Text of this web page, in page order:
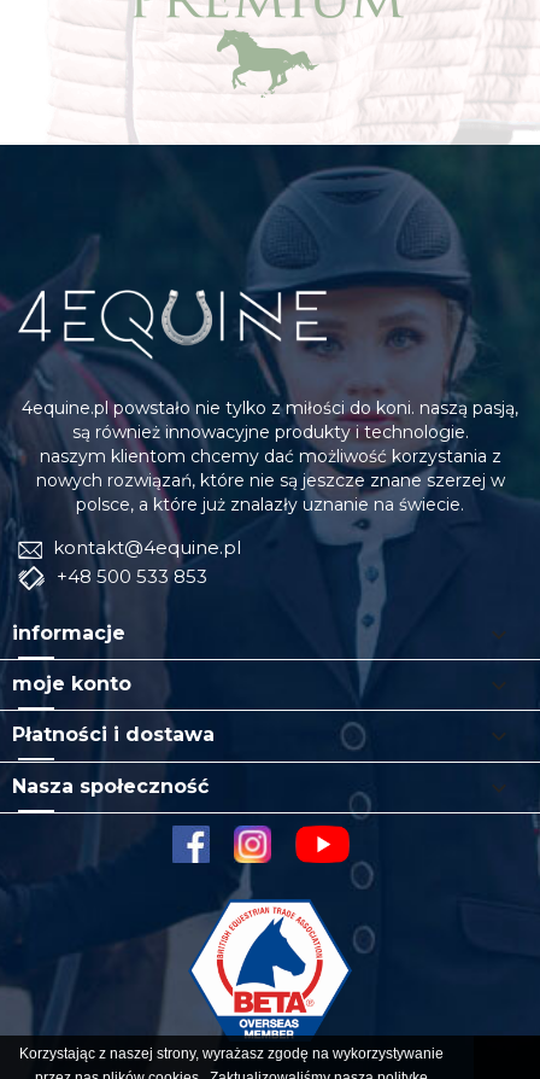
4equine.pl powstało nie tylko z miłości do koni. naszą pasją,
są również innowacyjne produkty i technologie.
naszym klientom chcemy dać możliwość korzystania z
nowych rozwiązań, które nie są jeszcze znane szerzej w
polsce, a które już znalazły uznanie na świecie.
kontakt@4equine.pl
+48 500 533 853
informacje 
moje konto 
Płatności i dostawa 
Nasza społeczność 
facebookinstagram
Korzystając z naszej strony, wyrażasz zgodę na wykorzystywanie